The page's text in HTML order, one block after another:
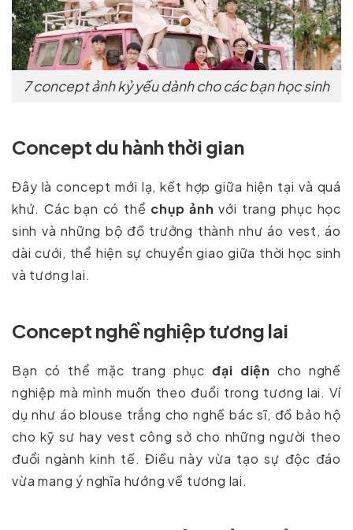
7 concept ảnh kỷ yếu dành cho các bạn học sinh
Concept du hành thời gian
Đây là concept mới lạ, kết hợp giữa hiện tại và quá
khứ. Các bạn có thể chụp ảnh với trang phục học
sinh và những bộ đồ trưởng thành như áo vest, áo
dài cưới, thể hiện sự chuyển giao giữa thời học sinh
và tương lai.
Concept nghề nghiệp tương lai
Bạn có thể mặc trang phụcđại diện cho nghề
nghiệp mà mình muốn theo đuổi trong tương lai. Ví
dụ như áo blouse trắng cho nghề bác sĩ, đồ bảo hộ
cho kỹ sư hay vest công sở cho những người theo
đuổi ngành kinh tế. Điều này vừa tạo sự độc đáo
vừa mang ý nghĩa hướng về tương lai.